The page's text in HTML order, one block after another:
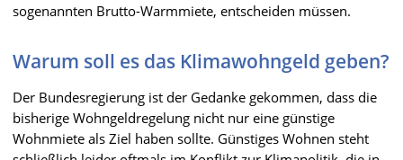
sogenannten Brutto-Warmmiete, entscheiden müssen.
Warum soll es das Klimawohngeld geben?
Der Bundesregierung ist der Gedanke gekommen, dass die
bisherige Wohngeldregelung nicht nur eine günstige
Wohnmiete als Ziel haben sollte. Günstiges Wohnen steht